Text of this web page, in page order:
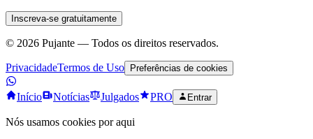
Inscreva-se gratuitamente
© 2026 Pujante — Todos os direitos reservados.
PrivacidadeTermos de Uso Preferências de cookies
Início Notícias Julgados PRO Entrar
Nós usamos cookies por aqui